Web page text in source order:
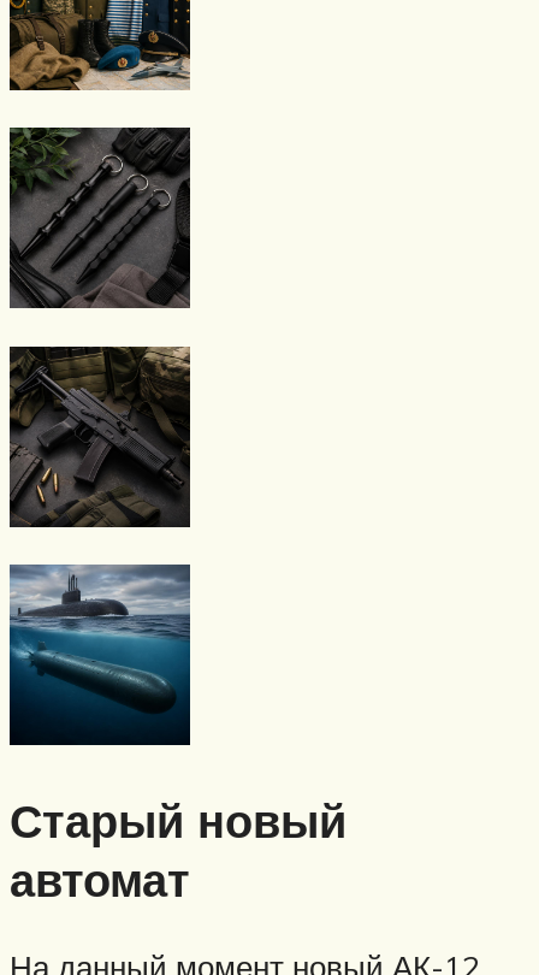
Старый новый
автомат
На данный момент новый АК-12